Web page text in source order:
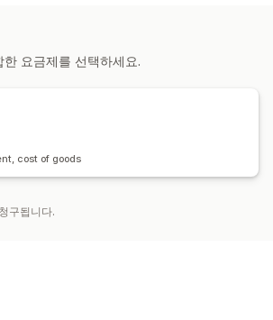
배송 맞춤형 배송
배송 실시간 업데이트 포괄적 가격 책정
요금제를 선택하세요.
cost of goods
구됩니다.